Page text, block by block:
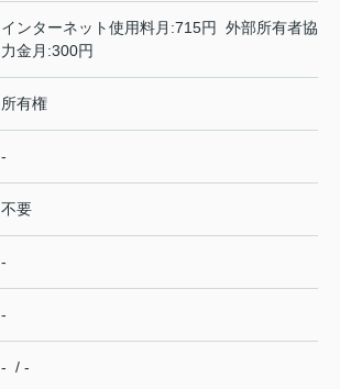
インターネット使用料月:715円 外部所有者協
力金月:300円
所有権
-
不要
-
-
- / -